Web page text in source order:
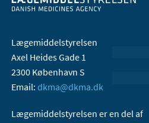
Lægemiddelstyrelsen
Axel Heides Gade 1
2300 København S
Email: dkma@dkma.dk
Lægemiddelstyrelsen er en del af